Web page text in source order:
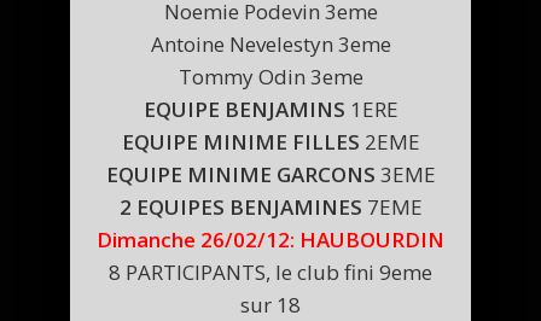
Noemie Podevin 3eme
Antoine Nevelestyn 3eme
Tommy Odin 3eme
EQUIPE BENJAMINS 1ERE
EQUIPE MINIME FILLES 2EME
EQUIPE MINIME GARCONS 3EME
2 EQUIPES BENJAMINES 7EME
Dimanche 26/02/12: HAUBOURDIN
8 PARTICIPANTS, le club fini 9eme
sur 18